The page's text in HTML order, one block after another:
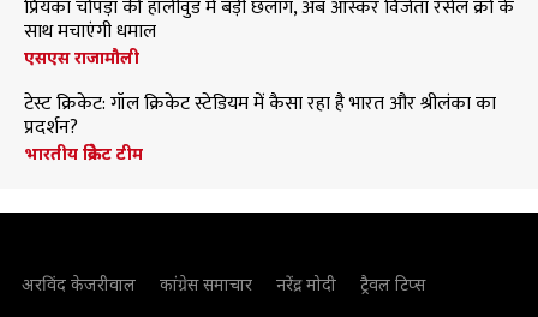
प्रियंका चोपड़ा की हॉलीवुड में बड़ी छलांग, अब ऑस्कर विजेता रसेल क्रो के
साथ मचाएंगी धमाल
एसएस राजामौली
टेस्ट क्रिकेट: गॉल क्रिकेट स्टेडियम में कैसा रहा है भारत और श्रीलंका का
प्रदर्शन?
भारतीय क्रिकेट टीम
अरविंद केजरीवाल कांग्रेस समाचार नरेंद्र मोदी
ट्रैवल टिप्स